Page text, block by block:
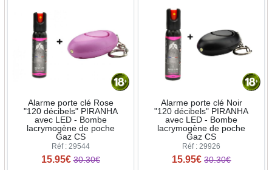
Alarme porte clé Rose
"120 décibels" PIRANHA
avec LED - Bombe
lacrymogène de poche
Gaz CS
Réf : 29544
15.95€ 30.30€
Alarme porte clé Noir
"120 décibels" PIRANHA
avec LED - Bombe
lacrymogène de poche
Gaz CS
Réf : 29926
15.95€ 30.30€